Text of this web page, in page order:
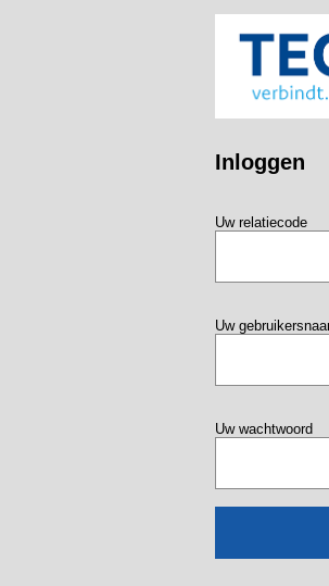
Inloggen
Uw relatiecode
Uw
Uw wachtwoord